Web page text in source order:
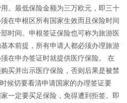
。最低保险金额为三万欧元，即三十
在申根区所有国家生效而且保险时间
时间。申根签证保险也可称为旅游医
本前提，所有申请人都必须办理旅游
在申办签证时就提供医疗保险。 在
买并出示医疗保险，否则后果是被禁
候切要看清申请国家的办理签证要
一定要买足保险，免得遭到拒签。即